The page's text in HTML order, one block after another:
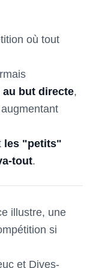
où tout
au but directe,
les "petits"
tout.
illustre, une
si
et Dives-